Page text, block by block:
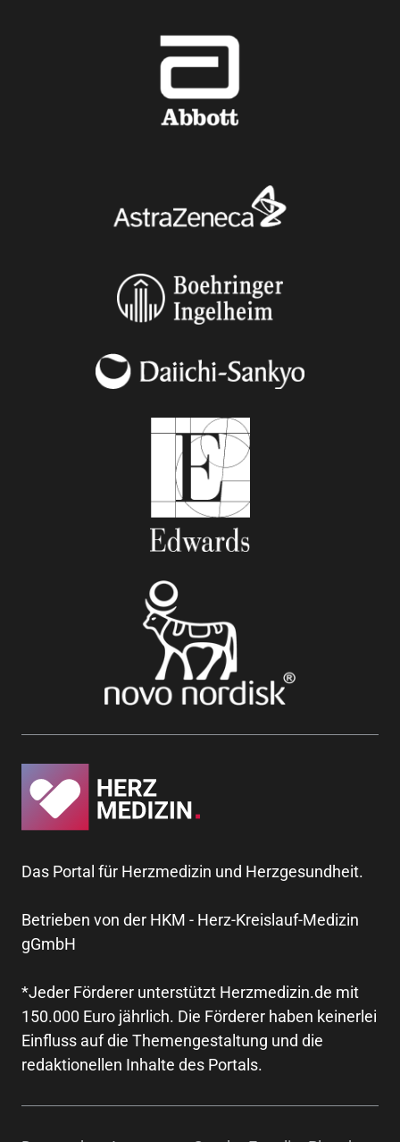
Das Portal für Herzmedizin und Herzgesundheit.
Betrieben von der HKM - Herz-Kreislauf-Medizin
gGmbH
*Jeder Förderer unterstützt Herzmedizin.de mit
150.000 Euro jährlich. Die Förderer haben keinerlei
Einfluss auf die Themengestaltung und die
redaktionellen Inhalte des Portals.